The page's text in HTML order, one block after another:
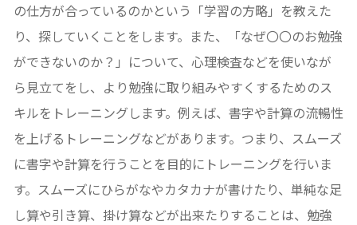
の仕方が合っているのかという「学習の方略」を教えた
り、探していくことをします。また、「なぜ〇〇のお勉強
ができないのか？」について、心理検査などを使いなが
ら見立てをし、より勉強に取り組みやすくするためのス
キルをトレーニングします。例えば、書字や計算の流暢性
を上げるトレーニングなどがあります。つまり、スムーズ
に書字や計算を行うことを目的にトレーニングを行いま
す。スムーズにひらがなやカタカナが書けたり、単純な足
し算や引き算、掛け算などが出来たりすることは、勉強